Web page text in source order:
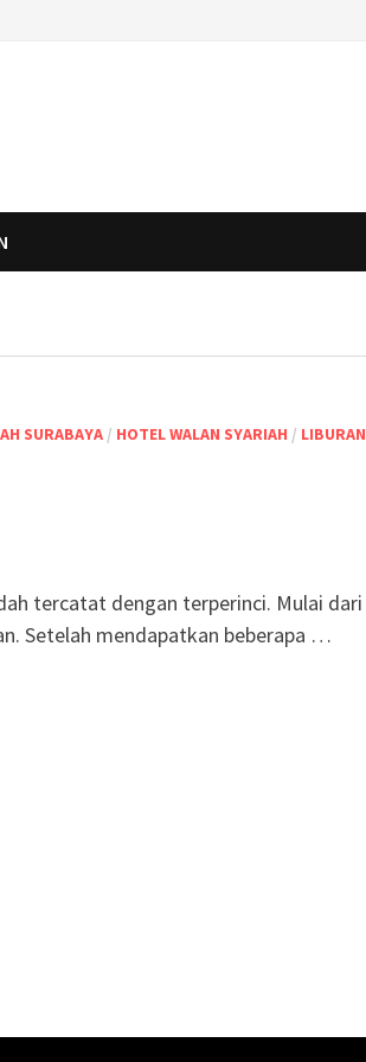
SURABAYA / HOTEL WALAN SYARIAH / LIBURAN
tercatat dengan terperinci. Mulai dari
Setelah mendapatkan beberapa …